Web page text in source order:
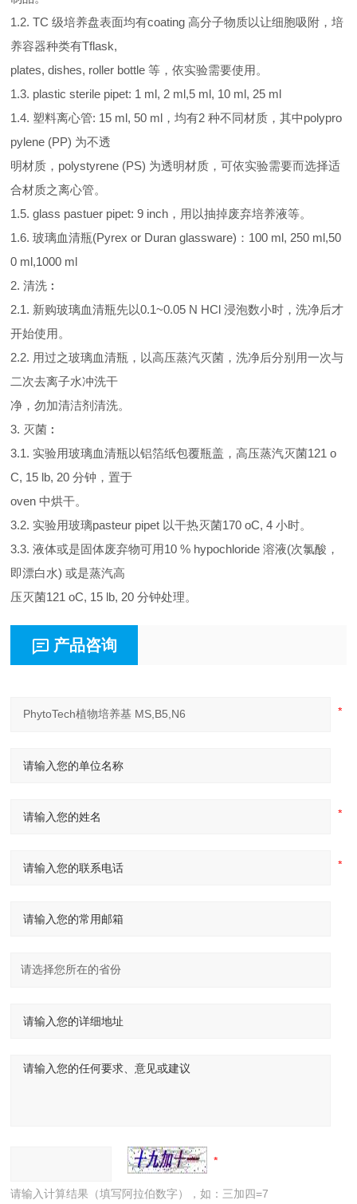
1.2. TC 级培养盘表面均有coating 高分子物质以让细胞吸附，培
养容器种类有Tflask,
plates, dishes, roller bottle 等，依实验需要使用。
1.3. plastic sterile pipet: 1 ml, 2 ml,5 ml, 10 ml, 25 ml
1.4. 塑料离心管: 15 ml, 50 ml，均有2 种不同材质，其中polypro
pylene (PP) 为不透
明材质，polystyrene (PS) 为透明材质，可依实验需要而选择适
合材质之离心管。
1.5. glass pastuer pipet: 9 inch，用以抽掉废弃培养液等。
1.6. 玻璃血清瓶(Pyrex or Duran glassware)：100 ml, 250 ml,50
0 ml,1000 ml
2. 清洗︰
2.1. 新购玻璃血清瓶先以0.1~0.05 N HCl 浸泡数小时，洗净后才
开始使用。
2.2. 用过之玻璃血清瓶，以高压蒸汽灭菌，洗净后分别用一次与
二次去离子水冲洗干
净，勿加清洁剂清洗。
3. 灭菌︰
3.1. 实验用玻璃血清瓶以铝箔纸包覆瓶盖，高压蒸汽灭菌121 o
C, 15 lb, 20 分钟，置于
oven 中烘干。
3.2. 实验用玻璃pasteur pipet 以干热灭菌170 oC, 4 小时。
3.3. 液体或是固体废弃物可用10 % hypochloride 溶液(次氯酸，
即漂白水) 或是蒸汽高
压灭菌121 oC, 15 lb, 20 分钟处理。
产品咨询
请输入计算结果（填写阿拉伯数字），如：三加四=7